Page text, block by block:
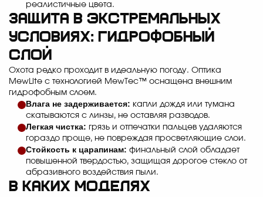
реалистичные цвета.
Защита в экстремальных
условиях: Гидрофобный
слой
Охота редко проходит в идеальную погоду. Оптика
MewLite с технологией MewTec™ оснащена внешним
гидрофобным слоем.
Влага не задерживается: капли дождя или тумана
скатываются с линзы, не оставляя разводов.
Легкая чистка: грязь и отпечатки пальцев удаляются
гораздо проще, не повреждая просветляющие слои.
Стойкость к царапинам: финальный слой обладает
повышенной твердостью, защищая дорогое стекло от
абразивного воздействия пыли.
В каких моделях